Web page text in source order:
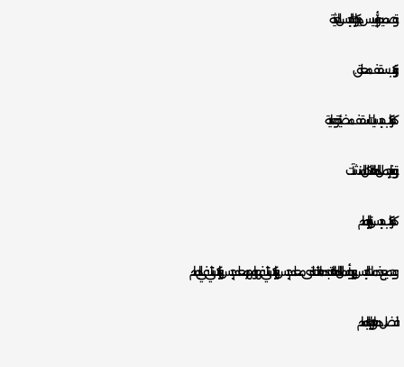
و تصميم وتأسيس ديكورات الجبس الحديثة.
و تركيب سقف معلق.
كما تركيب جبسيات اسقف مضيئة وعادية.
و توفير اجمل الدهانات لكل المنشآت.
كما تركيب جبس اند بورد بالدمام
و جميع خدمات الجبس بورد وأعمال الدهانات تجدها متاحة لدى معلم جبس بورد باكستاني فهو امهر معلم جبس بورد باكستاني في بالدمام.
افضل دهان بويات بالدمام